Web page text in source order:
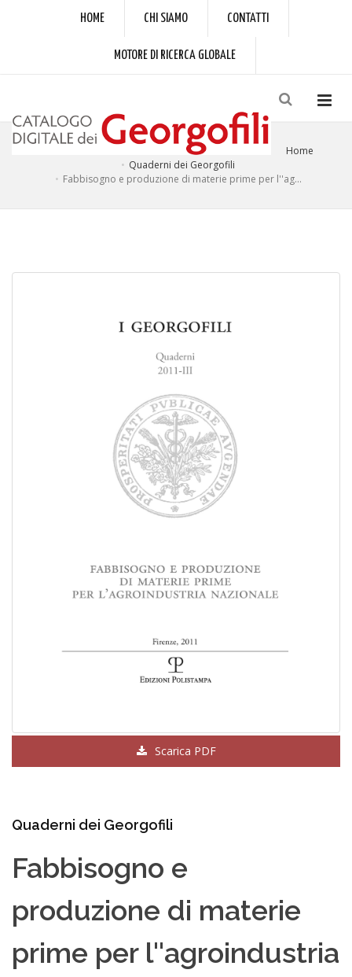
HOME CHI SIAMO CONTATTI
MOTORE DI RICERCA GLOBALE
Home
Quaderni dei Georgofili
Fabbisogno e produzione di materie prime per l''ag...
Scarica PDF
Quaderni dei Georgofili
Fabbisogno e
produzione di materie
prime per l''agroindustria